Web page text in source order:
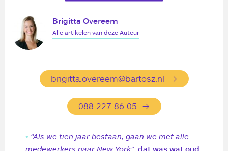
“Als we tien jaar bestaan, gaan we met alle
medewerkers naar New York”, dat was wat oud-
Brigitta Overeem
Alle artikelen van deze Auteur
brigitta.overeem@bartosz.nl
088 227 86 05